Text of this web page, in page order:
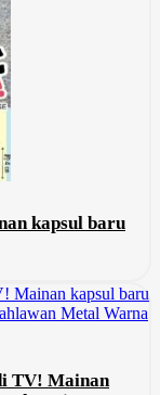
kapsul baru
TV! Mainan